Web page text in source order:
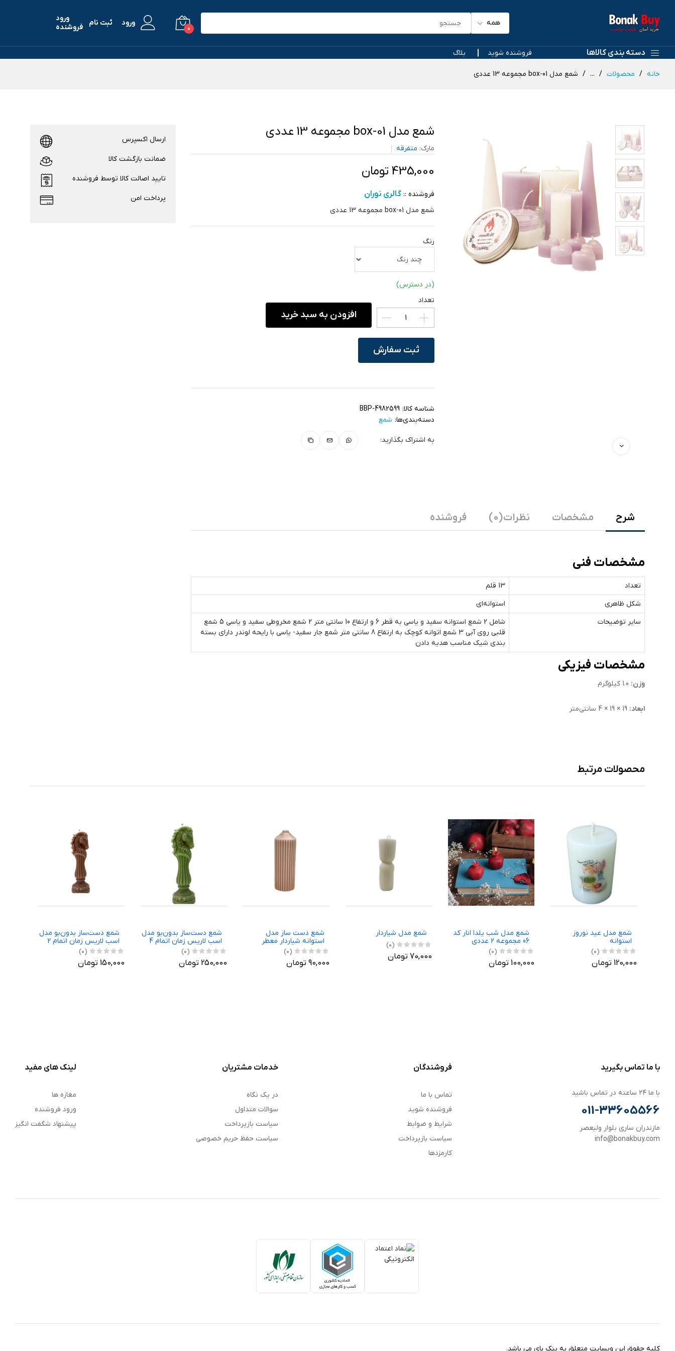
همه
0
ورود ثبت نام
ورود
فروشنده
دسته بندی کالاها فروشنده شوید بلاگ
خانه محصولات ... شمع مدل box-01 مجموعه 13 عددی
شمع مدل box-01 مجموعه 13 عددی
مارک: متفرقه
435,000 تومان
فروشنده :: گالری نوران
شمع مدل box-01 مجموعه 13 عددی
رنگ
(در دسترس)
تعداد
افزودن به سبد خرید
ثبت سفارش
شناسه کالا: BBP-4982599
دسته‌بندی‌ها: شمع
به اشتراک بگذارید:
شرح مشخصات نظرات (0) فروشنده
مشخصات فنی
تعداد
13 قلم
شکل ظاهری
استوانه‌ای
سایر توضیحات
شامل 2 شمع استوانه سفید و یاسی به قطر 6 و ارتفاع 10 سانتی متر 2 شمع مخروطی سفید و یاسی 5 شمع
قلبی روی آبی 3 شمع اتوانه کوچک به ارتفاع 8 سانتی متر شمع جار سفید- یاسی با رایحه لوندر دارای بسته
بندی شیک مناسب هدیه دادن
مشخصات فیزیکی
وزن:
ابعاد:
ارسال اکسپرس
ضمانت بازگشت کالا
تایید اصالت کالا توسط فروشنده
پرداخت امن
محصولات مرتبط
شمع مدل عید نوروز
استوانه
(0)
120,000 تومان
شمع مدل شب یلدا انار کد
06 مجموعه 2 عددی
(0)
100,000 تومان
شمع مدل شیاردار
(0)
70,000 تومان
شمع دست ساز مدل
استوانه شیاردار معطر
(0)
90,000 تومان
شمع دست‌ساز بدون‌بو مدل
اسب لاریس زمان اتمام 4
ساعت مجموعه 2 عددی
(0)
250,000 تومان
شمع دست‌ساز بدون‌بو مدل
اسب لاریس زمان اتمام 2
ساعت
(0)
150,000 تومان
با ما تماس بگیرید
با ما ۲۴ ساعته در تماس باشید
011-33605566
مازندران ساری بلوار ولیعصر
info@bonakbuy.com
فروشندگان
تماس با ما
فروشنده شوید
شرایط و ضوابط
سیاست بازپرداخت
کارمزدها
خدمات مشتریان
در یک نگاه
سوالات متداول
سیاست بازپرداخت
سیاست حفظ حریم خصوصی
لینک های مفید
مغازه ها
ورود فروشنده
پیشنهاد شگفت انگیز
کلیه حقوق این وبسایت متعلق به بنک بای می باشد.